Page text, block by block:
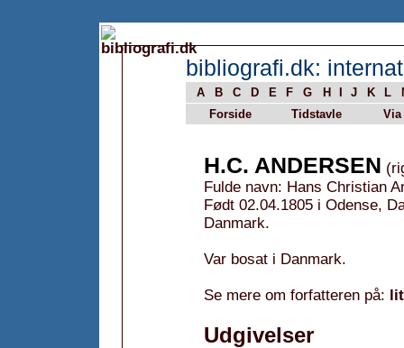
bibliografi.dk:
A B C D E F G H J K L
Forside
Tidstavle Via
H.C. ANDERSEN
Fulde navn: Hans Christian
Født 02.04.1805 i Odense,
Danmark.
Var bosat i Danmark.
Se mere om forfatteren på:
Udgivelser